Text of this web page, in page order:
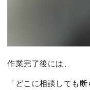
作業完了後には、
「どこに相談しても